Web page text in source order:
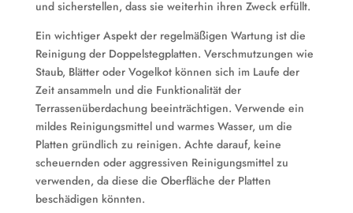
und sicherstellen, dass sie weiterhin ihren Zweck erfüllt.
Ein wichtiger Aspekt der regelmäßigen Wartung ist die
Reinigung der Doppelstegplatten. Verschmutzungen wie
Staub, Blätter oder Vogelkot können sich im Laufe der
Zeit ansammeln und die Funktionalität der
Terrassenüberdachung beeinträchtigen. Verwende ein
mildes Reinigungsmittel und warmes Wasser, um die
Platten gründlich zu reinigen. Achte darauf, keine
scheuernden oder aggressiven Reinigungsmittel zu
verwenden, da diese die Oberfläche der Platten
beschädigen könnten.